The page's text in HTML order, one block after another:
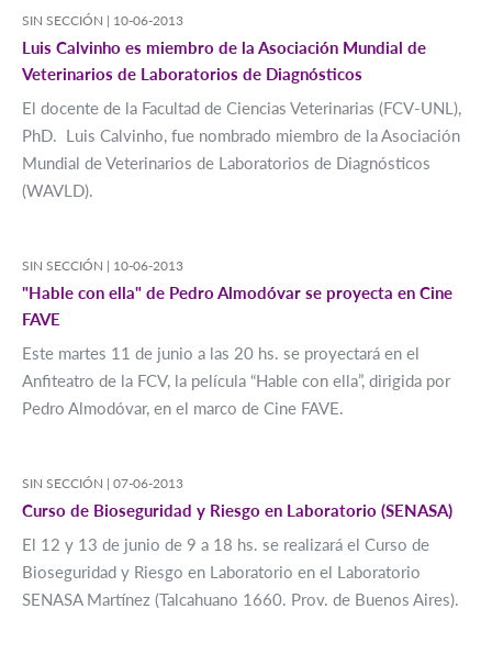
SIN SECCIÓN | 10-06-2013
Luis Calvinho es miembro de la Asociación Mundial de
Veterinarios de Laboratorios de Diagnósticos
El docente de la Facultad de Ciencias Veterinarias (FCV-UNL),
PhD. Luis Calvinho, fue nombrado miembro de la Asociación
Mundial de Veterinarios de Laboratorios de Diagnósticos
(WAVLD).
SIN SECCIÓN | 10-06-2013
"Hable con ella" de Pedro Almodóvar se proyecta en Cine
FAVE
Este martes 11 de junio a las 20 hs. se proyectará en el
Anfiteatro de la FCV, la película “Hable con ella”, dirigida por
Pedro Almodóvar, en el marco de Cine FAVE.
SIN SECCIÓN | 07-06-2013
Curso de Bioseguridad y Riesgo en Laboratorio (SENASA)
El 12 y 13 de junio de 9 a 18 hs. se realizará el Curso de
Bioseguridad y Riesgo en Laboratorio en el Laboratorio
SENASA Martínez (Talcahuano 1660. Prov. de Buenos Aires).